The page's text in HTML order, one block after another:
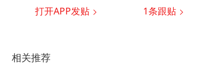
打开APP发贴 1条跟贴
相关推荐